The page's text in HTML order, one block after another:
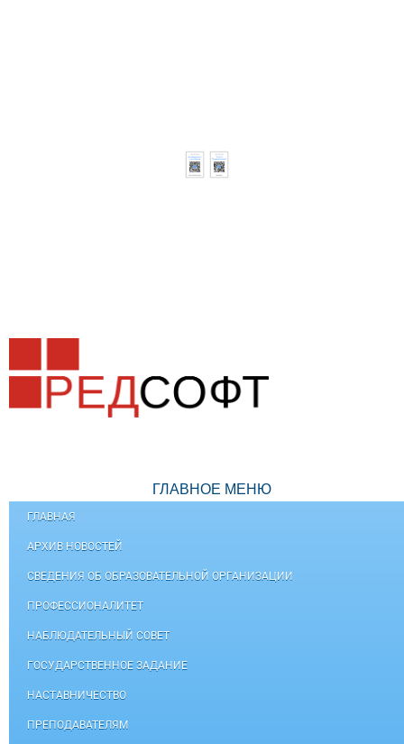
ГЛАВНОЕ МЕНЮ
ГЛАВНАЯ
АРХИВ НОВОСТЕЙ
СВЕДЕНИЯ ОБ ОБРАЗОВАТЕЛЬНОЙ ОРГАНИЗАЦИИ
ПРОФЕССИОНАЛИТЕТ
НАБЛЮДАТЕЛЬНЫЙ СОВЕТ
ГОСУДАРСТВЕННОЕ ЗАДАНИЕ
НАСТАВНИЧЕСТВО
ПРЕПОДАВАТЕЛЯМ